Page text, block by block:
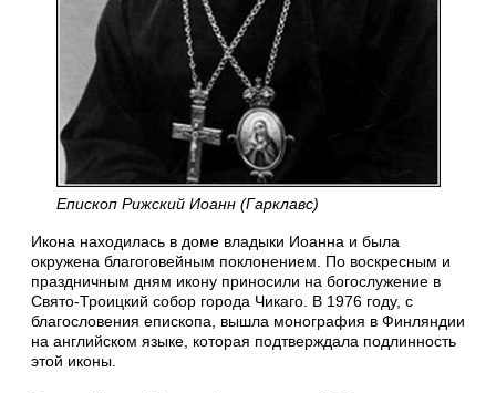
Епископ Рижский Иоанн (Гарклавс)
Икона находилась в доме владыки Иоанна и была
окружена благоговейным поклонением. По воскресным и
праздничным дням икону приносили на богослужение в
Свято-Троицкий собор города Чикаго. В 1976 году, с
благословения епископа, вышла монография в Финляндии
на английском языке, которая подтверждала подлинность
этой иконы.